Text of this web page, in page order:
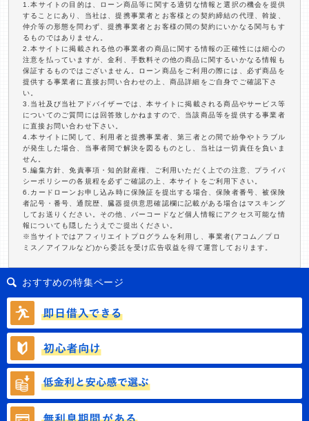
1.本サイトの目的は、ローン商品等に関する適切な情報と選択の機会を提供
することにあり、当社は、提携事業者とお客様との契約締結の代理、斡旋、
仲介等の形態を問わず、提携事業者とお客様の間の契約にいかなる関与もす
るものではありません。
2.本サイトに掲載される他の事業者の商品に関する情報の正確性には細心の
注意を払っていますが、金利、手数料その他の商品に関するいかなる情報も
保証するものではございません。ローン商品をご利用の際には、必ず商品を
提供する事業者に直接お問い合わせの上、商品詳細をご自身でご確認下さ
い。
3.当社及び当社アドバイザーでは、本サイトに掲載される商品やサービス等
についてのご質問には回答致しかねますので、当該商品等を提供する事業者
に直接お問い合わせ下さい。
4.本サイトに関して、利用者と提携事業者、第三者との間で紛争やトラブル
が発生した場合、当事者間で解決を図るものとし、当社は一切責任を負いま
せん。
5.編集方針、免責事項・知的財産権、ご利用いただく上での注意、プライバ
シーポリシーの各規程を必ずご確認の上、本サイトをご利用下さい。
6.カードローンお申し込み時に保険証を提出する場合、保険者番号、被保険
者記号・番号、通院歴、臓器提供意思確認欄に記載がある場合はマスキング
してお送りください。その他、バーコードなど個人情報にアクセス可能な情
報についても隠したうえでご提出ください。
※当サイトではアフィリエイトプログラムを利用し、事業者(アコム／プロ
ミス／アイフルなど)から委託を受け広告収益を得て運営しております。
おすすめの特集ページ